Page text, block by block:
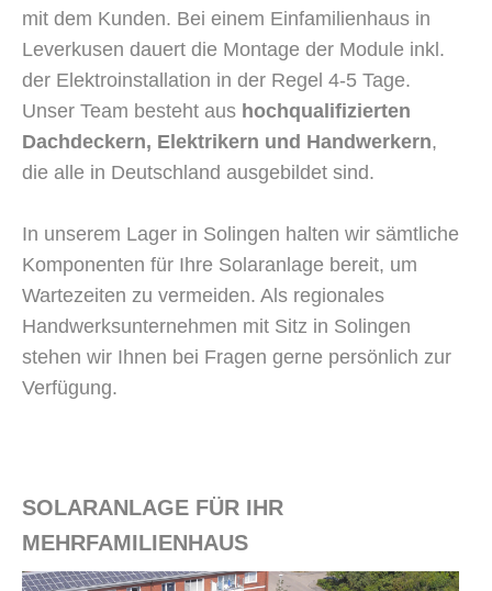
mit dem Kunden. Bei einem Einfamilienhaus in
Leverkusen dauert die Montage der Module inkl.
der Elektroinstallation in der Regel 4-5 Tage.
Unser Team besteht aus hochqualifizierten
Dachdeckern, Elektrikern und Handwerkern,
die alle in Deutschland ausgebildet sind.
In unserem Lager in Solingen halten wir sämtliche
Komponenten für Ihre Solaranlage bereit, um
Wartezeiten zu vermeiden. Als regionales
Handwerksunternehmen mit Sitz in Solingen
stehen wir Ihnen bei Fragen gerne persönlich zur
Verfügung.
SOLARANLAGE FÜR IHR
MEHRFAMILIENHAUS